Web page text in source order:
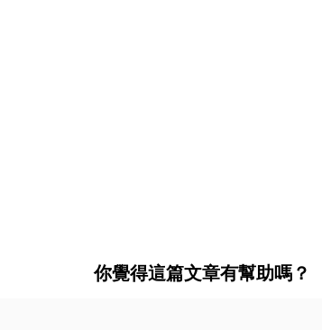
你覺得這篇文章有幫助嗎？